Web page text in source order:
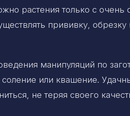
растения только с
прививку,
манипуляций по
или квашение.
не теряя своего